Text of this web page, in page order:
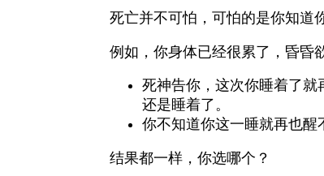
死亡并不可怕，可怕的是你知道
例如，你身体已经很累了，昏昏
死神告你，这次你睡着了
还是睡着了。
你不知道你这一睡就再也醒
结果都一样，你选哪个？